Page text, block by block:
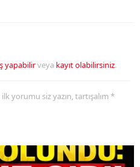
yapabilirveya kayıt olabilirsiniz.
yorumu siz yazın, tartışalım *